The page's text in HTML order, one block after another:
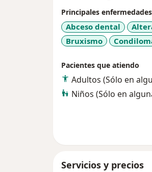
Principales
Abceso dental
Bruxismo
Pacientes que atiendo
Adultos (Sólo en
Niños (Sólo en
Servicios y precios